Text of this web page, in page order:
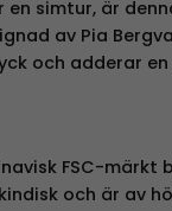
simtur, är
av Pia
och adderar
FSC-märkt
och är av